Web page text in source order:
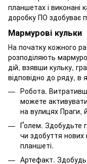
планшетах і виконані
доробку ПО здобуває
Мармурові кульки
На початку кожного
розподіляють
дій, взявши кульку,
відповідно до ряду, в
Робота.
можете
на вулицях Праги,
Ґолем. Здобудьте
чи здобуття нових
планшеті.
Артефакт.